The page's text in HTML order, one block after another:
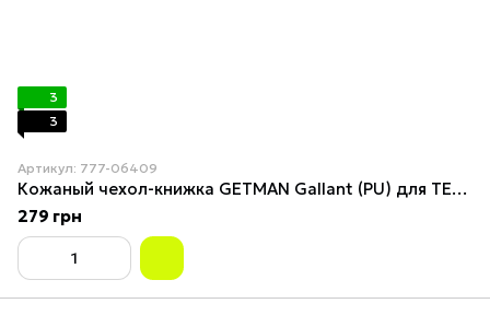
3
3
Артикул: 777-06409
Кожаный чехол-книжка GETMAN Gallant (PU) для TECNO Camon 19 Neo Синий
279 грн